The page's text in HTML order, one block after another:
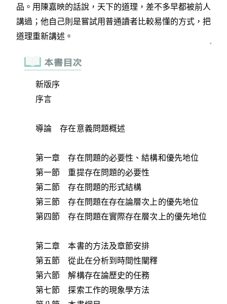
新版序
序言
導論 存在意義問題概述
第一章 存在問題的必要性、結構和優先地位
第一節 重提存在問題的必要性
第二節 存在問題的形式結構
第三節 存在問題在存在論層次上的優先地位
第四節 存在問題在實際存在層次上的優先地位
第二章 本書的方法及章節安排
第五節 從此在分析到時間性闡釋
第六節 解構存在論歷史的任務
第七節 探索工作的現象學方法